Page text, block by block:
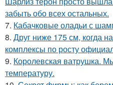
забыть обо всех остальных.
7. Кабачковые оладьи с
8. Друг ниже 175 см, когда
комплексы по росту
9. Королевская ватрушка.
температуру.